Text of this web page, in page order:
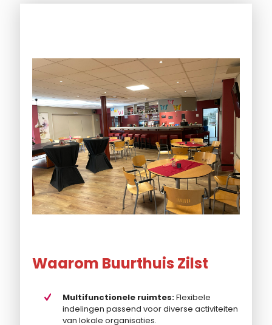
Waarom Buurthuis Zilst
Multifunctionele ruimtes:Flexibele
indelingen passend voor diverse activiteiten
van lokale organisaties.